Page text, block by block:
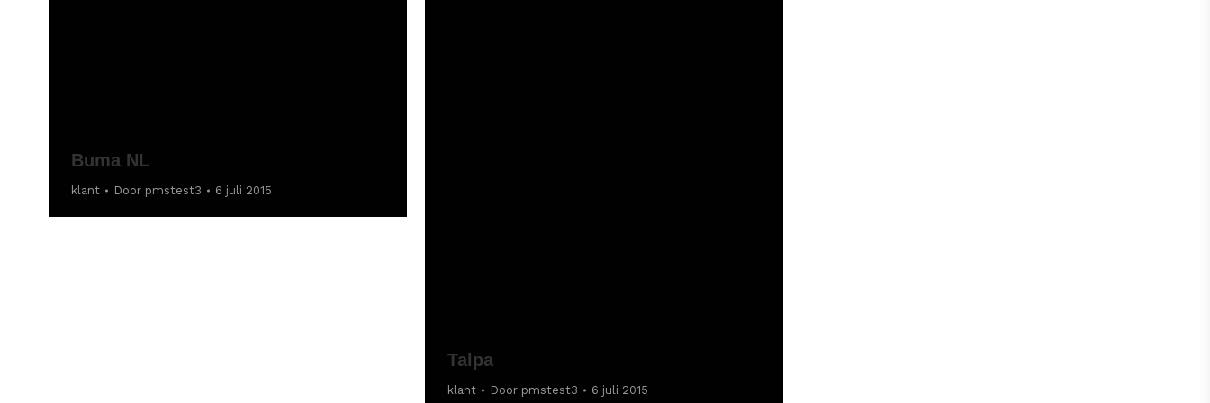
Buma NL
klant Door pmstest3 6 juli 2015
Talpa
klant Door pmstest3 6 juli 2015